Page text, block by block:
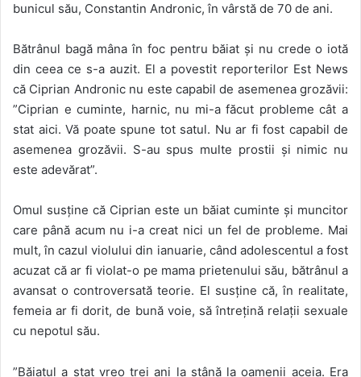
bunicul său, Constantin Andronic, în vârstă de 70 de ani.
Bătrânul bagă mâna în foc pentru băiat și nu crede o iotă
din ceea ce s-a auzit. El a povestit reporterilor Est News
că Ciprian Andronic nu este capabil de asemenea grozăvii:
”Ciprian e cuminte, harnic, nu mi-a făcut probleme cât a
stat aici. Vă poate spune tot satul. Nu ar fi fost capabil de
asemenea grozăvii. S-au spus multe prostii și nimic nu
este adevărat”.
Omul susține că Ciprian este un băiat cuminte și muncitor
care până acum nu i-a creat nici un fel de probleme. Mai
mult, în cazul violului din ianuarie, când adolescentul a fost
acuzat că ar fi violat-o pe mama prietenului său, bătrânul a
avansat o controversată teorie. El susține că, în realitate,
femeia ar fi dorit, de bună voie, să întrețină relații sexuale
cu nepotul său.
”Băiatul a stat vreo trei ani la stână la oamenii aceia. Era